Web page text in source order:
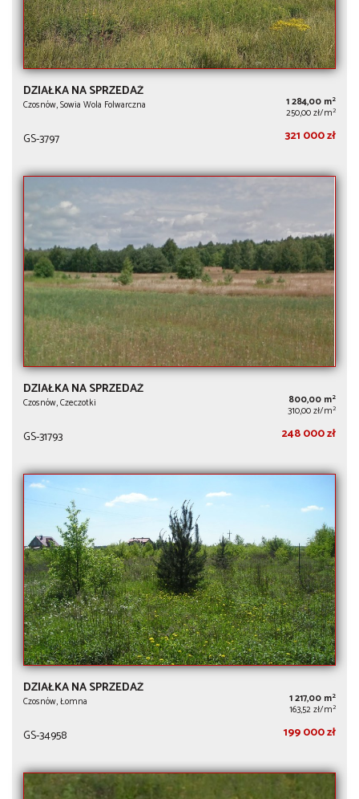
DZIAŁKA NA SPRZEDAŻ
Czosnów, Sowia Wola Folwarczna 1 284,00 m2
250,00 zł/m2
GS-3797 321 000 zł
DZIAŁKA NA SPRZEDAŻ
Czosnów, Czeczotki 800,00 m2
310,00 zł/m2
GS-31793 248 000 zł
DZIAŁKA NA SPRZEDAŻ
Czosnów, Łomna 1 217,00 m2
163,52 zł/m2
GS-34958 199 000 zł